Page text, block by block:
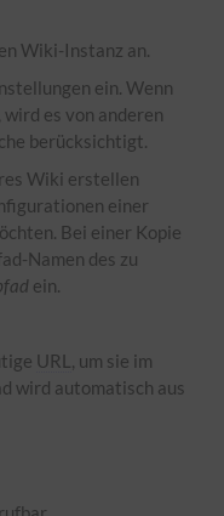
Wiki-Instanz an.
ein. Wenn
es von anderen
berücksichtigt.
Wiki erstellen
einer
Bei einer Kopie
Namen des zu
ein.
URL , um sie im
wird automatisch aus